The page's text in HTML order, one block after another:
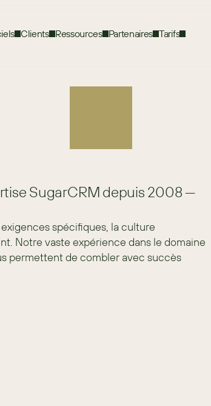
Clients Ressources Partenaires Tarifs
SugarCRM depuis 2008 —
spécifiques, la culture
Notre vaste expérience dans le domaine
permettent de combler avec succès